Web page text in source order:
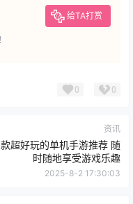
给TA打赏
0 0
资讯
超好玩的单机手游推荐 随
时随地享受游戏乐趣
2025-8-2 17:30:03